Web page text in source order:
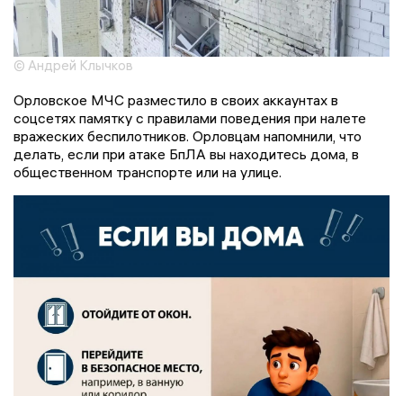
© Андрей Клычков
Орловское МЧС разместило в своих аккаунтах в
соцсетях памятку с правилами поведения при налете
вражеских беспилотников. Орловцам напомнили, что
делать, если при атаке БпЛА вы находитесь дома, в
общественном транспорте или на улице.